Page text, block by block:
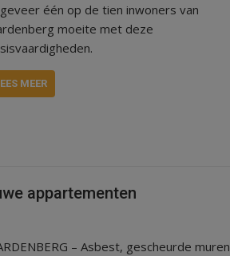
één op de tien inwoners van
moeite met deze
MEER
appartementen
– Asbest, gescheurde muren